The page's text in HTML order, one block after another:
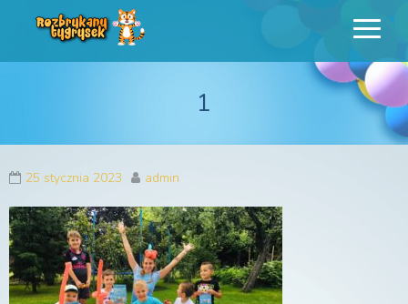
Rozbrykany
Profesjonalne animacje urodzinowe dla dzieci
1
25 stycznia 2023 admin